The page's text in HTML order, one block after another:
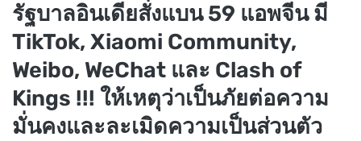
รัฐบาลอินเดียสั่งแบน 59 แอพจีน​ มี
TikTok, Xiaomi Community,
Weibo, WeChat และ Clash of
Kings !!! ให้เหตุว่าเป็นภัยต่อความ
มั่นคงและละเมิดความเป็นส่วนตัว